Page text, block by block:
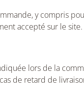
y compris
accepté sur le site.
lors de la
de retard de